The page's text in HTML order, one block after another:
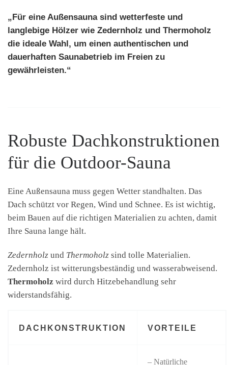
„Für eine Außensauna sind wetterfeste und
langlebige Hölzer wie Zedernholz und Thermoholz
die ideale Wahl, um einen authentischen und
dauerhaften Saunabetrieb im Freien zu
gewährleisten.“
Robuste Dachkonstruktionen
für die Outdoor-Sauna
Eine Außensauna muss gegen Wetter standhalten. Das
Dach schützt vor Regen, Wind und Schnee. Es ist wichtig,
beim Bauen auf die richtigen Materialien zu achten, damit
Ihre Sauna lange hält.
Zedernholz und Thermoholz sind tolle Materialien.
Zedernholz ist witterungsbeständig und wasserabweisend.
Thermoholz wird durch Hitzebehandlung sehr
widerstandsfähig.
DACHKONSTRUKTION VORTEILE
– Natürliche